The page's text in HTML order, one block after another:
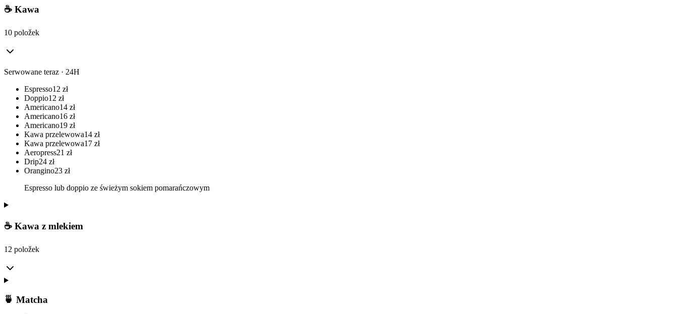
☕ Kawa
10 položek
Serwowane teraz · 24H
Espresso12 zł
Doppio12 zł
Americano14 zł
Americano16 zł
Americano19 zł
Kawa przelewowa14 zł
Kawa przelewowa17 zł
Aeropress21 zł
Drip24 zł
Orangino23 zł
Espresso lub doppio ze świeżym sokiem pomarańczowym
☕ Kawa z mlekiem
12 položek
🍵 Matcha